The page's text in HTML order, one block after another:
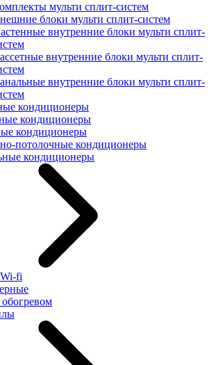
мульти сплит-систем
блоки мульти сплит-систем
внутренние блоки мульти сплит-
внутренние блоки мульти сплит-
внутренние блоки мульти сплит-
кондиционеры
кондиционеры
кондиционеры
потолочные кондиционеры
кондиционеры
fi